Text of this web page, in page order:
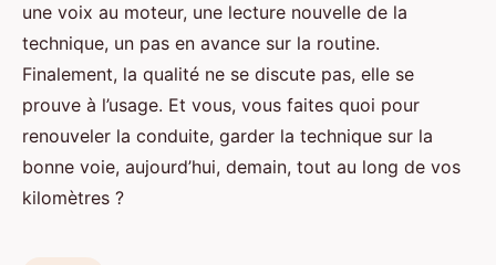
une voix au moteur, une lecture nouvelle de la
technique, un pas en avance sur la routine.
Finalement, la qualité ne se discute pas, elle se
prouve à l’usage. Et vous, vous faites quoi pour
renouveler la conduite, garder la technique sur la
bonne voie, aujourd’hui, demain, tout au long de vos
kilomètres ?